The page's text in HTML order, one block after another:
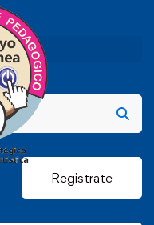
Registrate